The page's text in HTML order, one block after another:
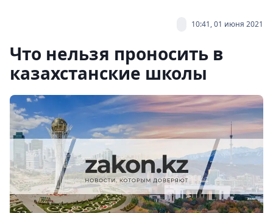
10:41, 01 июня 2021
Что нельзя проносить в
казахстанские школы